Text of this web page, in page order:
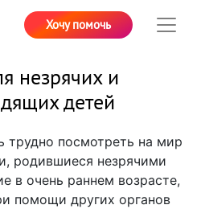
Хочу помочь
незрячих и
детей
трудно посмотреть на мир
родившиеся незрячими
в очень раннем возрасте,
помощи других органов